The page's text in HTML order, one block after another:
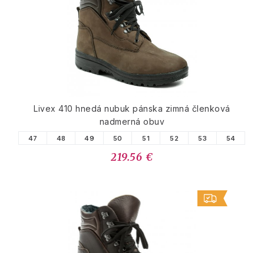
Livex 410 hnedá nubuk pánska zimná členková
nadmerná obuv
47 48 49 50 51 52 53 54
219.56 €